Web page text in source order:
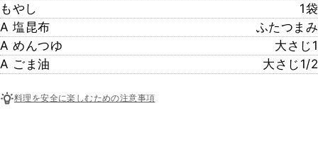
もやし
1袋
A 塩昆布
ふたつまみ
A めんつゆ
大さじ1
A ごま油
大さじ1/2
料理を安全に楽しむための注意事項